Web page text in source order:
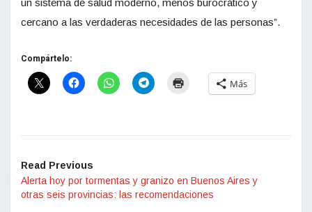
cercano a las verdaderas necesidades de las personas”.
Compártelo:
Más
Read Previous
Alerta hoy por tormentas y granizo en Buenos Aires y
otras seis provincias: las recomendaciones